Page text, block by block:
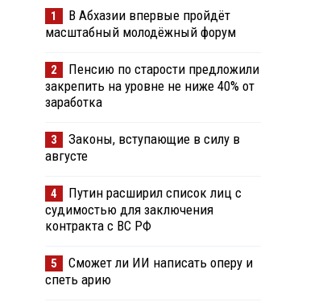
1
В Абхазии впервые пройдёт
масштабный молодёжный форум
2
Пенсию по старости предложили
закрепить на уровне не ниже 40% от
заработка
3
Законы, вступающие в силу в
августе
4
Путин расширил список лиц с
судимостью для заключения
контракта с ВС РФ
5
Сможет ли ИИ написать оперу и
спеть арию